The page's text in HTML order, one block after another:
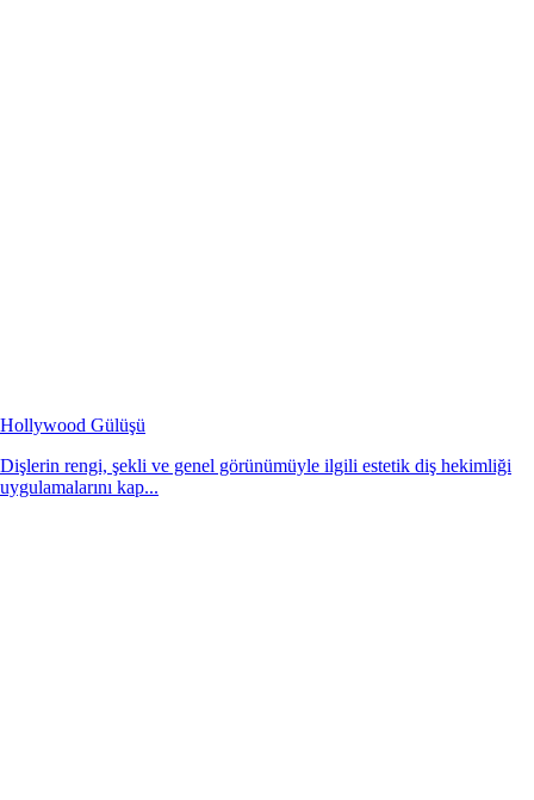
Hollywood Gülüşü
Dişlerin rengi, şekli ve genel görünümüyle ilgili estetik diş hekimliği
uygulamalarını kap...